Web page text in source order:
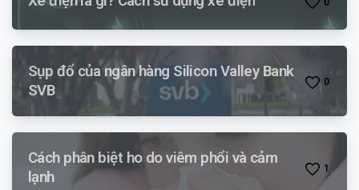
0
Sụp đổ của ngân hàng Silicon Valley Bank
SVB
0
Cách phân biệt ho do viêm phổi và cảm
lạnh
1